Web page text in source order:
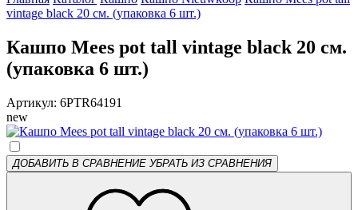
vintage black 20 см. (упаковка 6 шт.)
Кашпо Mees pot tall vintage black 20 см.
(упаковка 6 шт.)
Артикул: 6PTR64191
new
ДОБАВИТЬ В СРАВНЕНИЕ УБРАТЬ ИЗ СРАВНЕНИЯ